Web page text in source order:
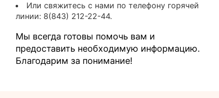
Или свяжитесь с нами по телефону горячей
линии: 8(843) 212-22-44.
Мы всегда готовы помочь вам и
предоставить необходимую информацию.
Благодарим за понимание!